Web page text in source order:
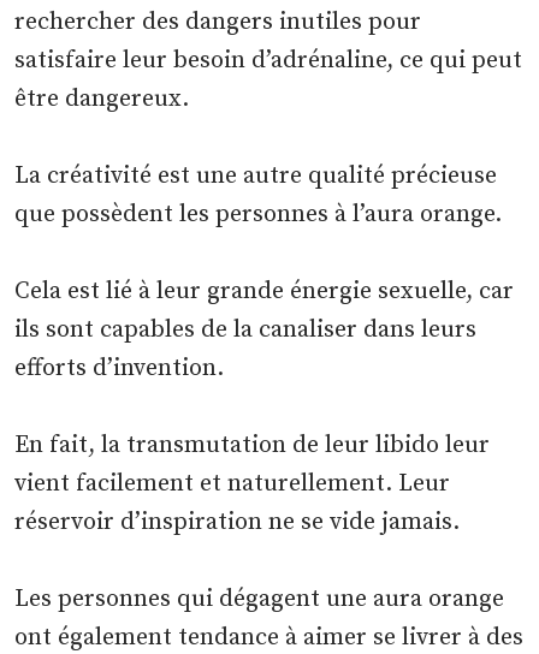
rechercher des dangers inutiles pour
satisfaire leur besoin d’adrénaline, ce qui peut
être dangereux.
La créativité est une autre qualité précieuse
que possèdent les personnes à l’aura orange.
Cela est lié à leur grande énergie sexuelle, car
ils sont capables de la canaliser dans leurs
efforts d’invention.
En fait, la transmutation de leur libido leur
vient facilement et naturellement. Leur
réservoir d’inspiration ne se vide jamais.
Les personnes qui dégagent une aura orange
ont également tendance à aimer se livrer à des